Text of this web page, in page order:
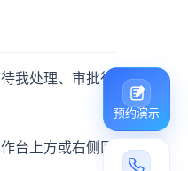
我处理、审批待
台上方或右侧区
预约演示